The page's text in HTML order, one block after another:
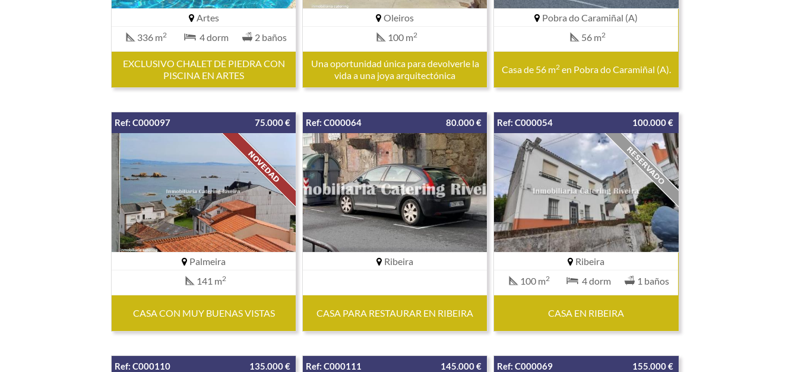
Artes
336 m2 4 dorm 2 baños
EXCLUSIVO CHALET DE PIEDRA CON
PISCINA EN ARTES
Oleiros
100 m2
Una oportunidad única para devolverle la
vida a una joya arquitectónica
Pobra do Caramiñal (A)
56 m2
Casa de 56 m2en Pobra do Caramiñal (A).
Ref: C000097 75.000 €
Palmeira
141 m2
CASA CON MUY BUENAS VISTAS
Ref: C000064 80.000 €
Ribeira
CASA PARA RESTAURAR EN RIBEIRA
Ref: C000054 100.000 €
Ribeira
100 m2 4 dorm 1 baños
CASA EN RIBEIRA
Ref: C000110 135.000 € Ref: C000111 145.000 € Ref: C000069 155.000 €